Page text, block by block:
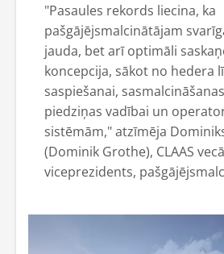
"Pasaules rekords liecina, ka
pašgājējsmalcinātājam
jauda, bet arī optimāli
koncepcija, sākot no hedera
saspiešanai,
piedziņas vadībai un
sistēmām," atzīmēja
(Dominik Grothe), CLAAS
viceprezidents,